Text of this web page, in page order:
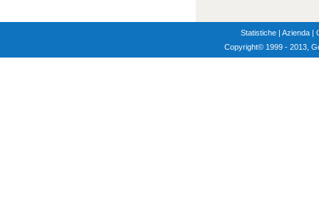
Statistiche | Azienda |
Copyright© 1999 - 2013,